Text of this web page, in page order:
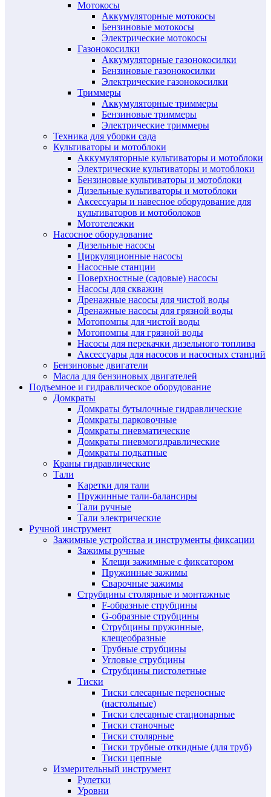
Мотокосы
Аккумуляторные мотокосы
Бензиновые мотокосы
Электрические мотокосы
Газонокосилки
Аккумуляторные газонокосилки
Бензиновые газонокосилки
Электрические газонокосилки
Триммеры
Аккумуляторные триммеры
Бензиновые триммеры
Электрические триммеры
Техника для уборки сада
Культиваторы и мотоблоки
Аккумуляторные культиваторы и мотоблоки
Электрические культиваторы и мотоблоки
Бензиновые культиваторы и мотоблоки
Дизельные культиваторы и мотоблоки
Аксессуары и навесное оборудование для
культиваторов и мотоболоков
Мототележки
Насосное оборудование
Дизельные насосы
Циркуляционные насосы
Насосные станции
Поверхностные (садовые) насосы
Насосы для скважин
Дренажные насосы для чистой воды
Дренажные насосы для грязной воды
Мотопомпы для чистой воды
Мотопомпы для грязной воды
Насосы для перекачки дизельного топлива
Аксессуары для насосов и насосных станций
Бензиновые двигатели
Масла для бензиновых двигателей
Подъемное и гидравлическое оборудование
Домкраты
Домкраты бутылочные гидравлические
Домкраты парковочные
Домкраты пневматические
Домкраты пневмогидравлические
Домкраты подкатные
Краны гидравлические
Тали
Каретки для тали
Пружинные тали-балансиры
Тали ручные
Тали электрические
Ручной инструмент
Зажимные устройства и инструменты фиксации
Зажимы ручные
Клещи зажимные с фиксатором
Пружинные зажимы
Сварочные зажимы
Струбцины столярные и монтажные
F-образные струбцины
G-образные струбцины
Струбцины пружинные,
клещеобразные
Трубные струбцины
Угловые струбцины
Струбцины пистолетные
Тиски
Тиски слесарные переносные
(настольные)
Тиски слесарные стационарные
Тиски станочные
Тиски столярные
Тиски трубные откидные (для труб)
Тиски цепные
Измерительный инструмент
Рулетки
Уровни